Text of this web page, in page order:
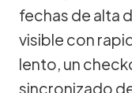
fechas de alta
visible con
lento, un
sincronizado